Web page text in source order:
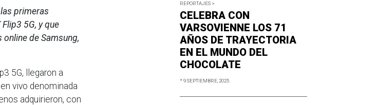
primeras
5G, y que
de Samsung,
5G, llegaron a
vivo denominada
adquirieron, con
REPORTAJES >
CELEBRA CON
VARSOVIENNE LOS 71
AÑOS DE TRAYECTORIA
EN EL MUNDO DEL
CHOCOLATE
* 9 SEPTIEMBRE, 2025